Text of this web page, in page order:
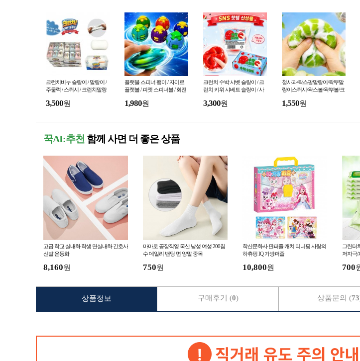
크런치비누 슬랑이 / 말랑이 /
주물럭 / 스퀴시 / 크런치말랑
젯토이
3,500원
플랫볼 스피너 팽이 / 자이로
플랫볼 / 피젯 스피너볼 / 회전
1,980원
크런치 수박 샤벳 슬랑이 / 크
런치 키위 샤베트 슬랑이 / 사
3,300원
청사과/왁스팝말랑이/왁뿌말
랑이스퀴시/왁스볼/왁뿌볼/크
크림 말랑이
1,550원
꾹AI:추천 함께 사면 더 좋은 상품
고급 학교 실내화 학생 면실내화 간호사
신발 운동화
8,160원
마마로 공장직영 국산 남성 여성 200침
수 데일리 밴딩 면 양말 중목
750원
학산문화사 판퍼즐 캐치 티니핑 사랑의
하츄핑 IQ 가방퍼즐
10,800원
그린터
저자극/
700
상품정보 구매후기 (0) 상품문의 (73